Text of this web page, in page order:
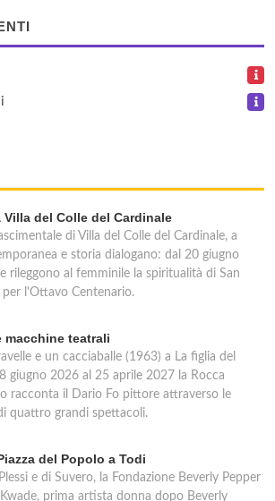
Villa del Colle del Cardinale
di Villa del Colle del Cardinale, a
e storia dialogano: dal 20 giugno
rileggono al femminile la spiritualità di San
per l'Ottavo Centenario.
macchine teatrali
e un cacciaballe (1963) a La figlia del
giugno 2026 al 25 aprile 2027 la Rocca
racconta il Dario Fo pittore attraverso le
quattro grandi spettacoli.
del Popolo a Todi
e di Suvero, la Fondazione Beverly Pepper
prima artista donna dopo Beverly